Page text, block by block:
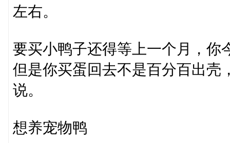
左右。
要买小鸭子还得等上一个月，你
但是你买蛋回去不是百分百出壳
说。
想养宠物鸭